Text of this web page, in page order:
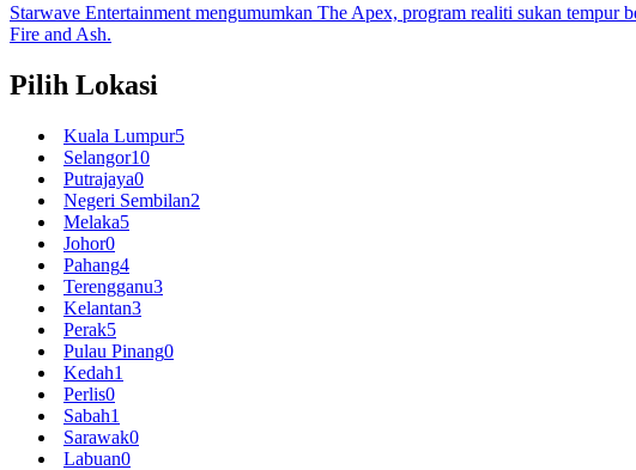
Starwave Entertainment mengumumkan The Apex, program realiti sukan
Fire and Ash.
Pilih Lokasi
Kuala Lumpur5
Selangor10
Putrajaya0
Negeri Sembilan2
Melaka5
Johor0
Pahang4
Terengganu3
Kelantan3
Perak5
Pulau Pinang0
Kedah1
Perlis0
Sabah1
Sarawak0
Labuan0